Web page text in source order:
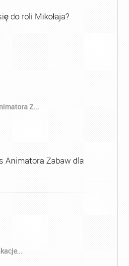
do roli Mikołaja?
Z...
Animatora Zabaw dla